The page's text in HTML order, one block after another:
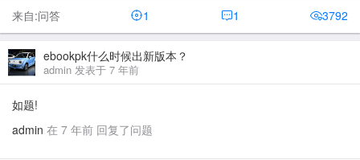
来自:问答 1 1 3792
ebookpk什么时候出新版本？
admin 发表于 7 年前
如题!
admin 在 7 年前 回复了问题